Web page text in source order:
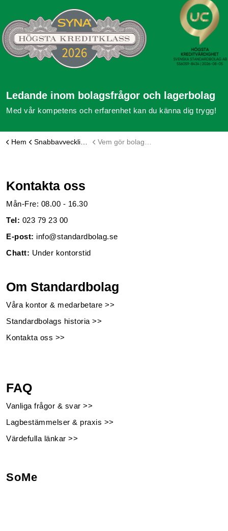
Ledande inom bolagsfrågor och lagerbolag
Med vår kompetens och erfarenhet kan du känna dig trygg!
Hem Snabbavveckling aktiebolag Vem gör bolagets skalbolagsdeklaration vid snabbavveckling?
Kontakta oss
Mån-Fre: 08.00 - 16.30
Tel: 023 79 23 00
E-post: info@standardbolag.se
Chatt: Under kontorstid
Om Standardbolag
Våra kontor & medarbetare >>
Standardbolags historia >>
Kontakta oss >>
FAQ
Vanliga frågor & svar >>
Lagbestämmelser & praxis >>
Värdefulla länkar >>
SoMe